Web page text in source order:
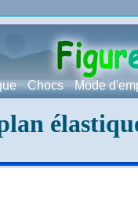
Chocs Mode